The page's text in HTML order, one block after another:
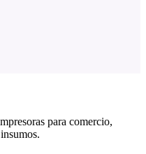
para comercio,